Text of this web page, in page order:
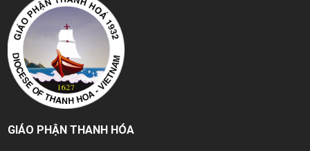
GIÁO PHẬN HẢI PHÒNG
TỔNG GIÁO PHẬN HUẾ
GIÁO PHẬN HƯNG HOÁ
GIÁO PHẬN KON TUM
GIÁO PHẬN LẠNG SƠN
GIÁO PHẬN THANH HÓA